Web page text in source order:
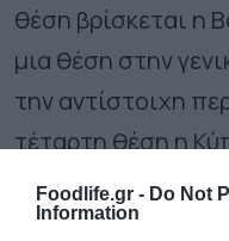
Foodlife.gr - Do Not
Information
θέση βρίσκεται η
μια θέση στην
την αντίστοιχη
τέταρτη θέση η
Ηνωμένες
Ισπανία, στην